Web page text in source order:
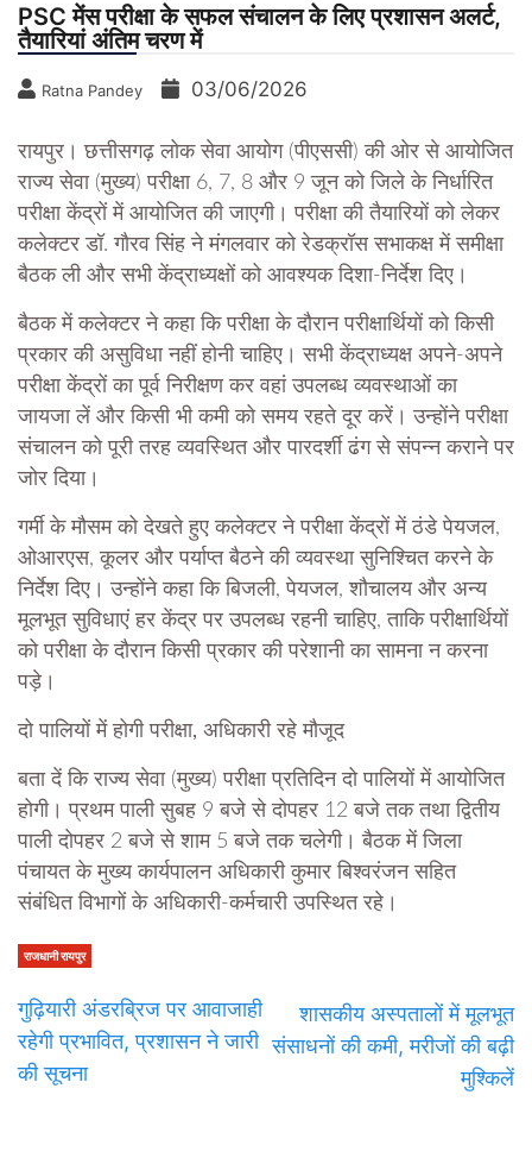
PSC मेंस परीक्षा के सफल संचालन के लिए प्रशासन अलर्ट,
तैयारियां अंतिम चरण में
Ratna Pandey 03/06/2026
रायपुर। छत्तीसगढ़ लोक सेवा आयोग (पीएससी) की ओर से आयोजित
राज्य सेवा (मुख्य) परीक्षा 6, 7, 8 और 9 जून को जिले के निर्धारित
परीक्षा केंद्रों में आयोजित की जाएगी। परीक्षा की तैयारियों को लेकर
कलेक्टर डॉ. गौरव सिंह ने मंगलवार को रेडक्रॉस सभाकक्ष में समीक्षा
बैठक ली और सभी केंद्राध्यक्षों को आवश्यक दिशा-निर्देश दिए।
बैठक में कलेक्टर ने कहा कि परीक्षा के दौरान परीक्षार्थियों को किसी
प्रकार की असुविधा नहीं होनी चाहिए। सभी केंद्राध्यक्ष अपने-अपने
परीक्षा केंद्रों का पूर्व निरीक्षण कर वहां उपलब्ध व्यवस्थाओं का
जायजा लें और किसी भी कमी को समय रहते दूर करें। उन्होंने परीक्षा
संचालन को पूरी तरह व्यवस्थित और पारदर्शी ढंग से संपन्न कराने पर
जोर दिया।
गर्मी के मौसम को देखते हुए कलेक्टर ने परीक्षा केंद्रों में ठंडे पेयजल,
ओआरएस, कूलर और पर्याप्त बैठने की व्यवस्था सुनिश्चित करने के
निर्देश दिए। उन्होंने कहा कि बिजली, पेयजल, शौचालय और अन्य
मूलभूत सुविधाएं हर केंद्र पर उपलब्ध रहनी चाहिए, ताकि परीक्षार्थियों
को परीक्षा के दौरान किसी प्रकार की परेशानी का सामना न करना
पड़े।
दो पालियों में होगी परीक्षा, अधिकारी रहे मौजूद
बता दें कि राज्य सेवा (मुख्य) परीक्षा प्रतिदिन दो पालियों में आयोजित
होगी। प्रथम पाली सुबह 9 बजे से दोपहर 12 बजे तक तथा द्वितीय
पाली दोपहर 2 बजे से शाम 5 बजे तक चलेगी। बैठक में जिला
पंचायत के मुख्य कार्यपालन अधिकारी कुमार बिश्वरंजन सहित
संबंधित विभागों के अधिकारी-कर्मचारी उपस्थित रहे।
राजधानी रायपुर
गुढ़ियारी अंडरब्रिज पर आवाजाही
रहेगी प्रभावित, प्रशासन ने जारी
की सूचना
शासकीय अस्पतालों में मूलभूत
संसाधनों की कमी, मरीजों की बढ़ी
मुश्किलें